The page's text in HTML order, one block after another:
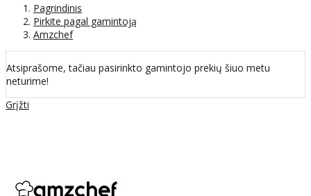
Pagrindinis
Pirkite pagal gamintoją
Amzchef
Atsiprašome, tačiau pasirinkto gamintojo prekių šiuo metu
neturime!
Grįžti